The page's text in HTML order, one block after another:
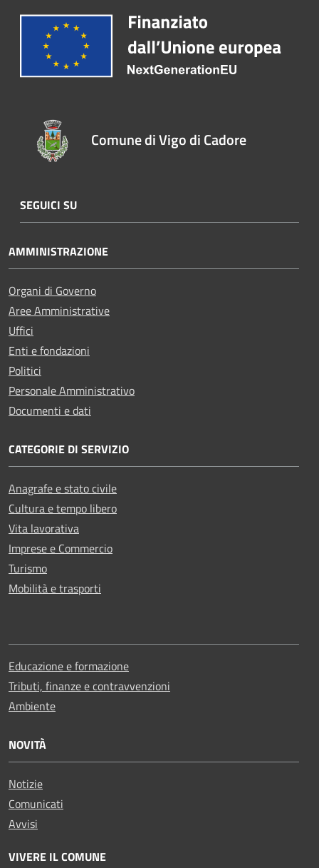
Comune di Vigo di Cadore
SEGUICI SU
AMMINISTRAZIONE
Organi di Governo
Aree Amministrative
Uffici
Enti e fondazioni
Politici
Personale Amministrativo
Documenti e dati
CATEGORIE DI SERVIZIO
Anagrafe e stato civile
Cultura e tempo libero
Vita lavorativa
Imprese e Commercio
Turismo
Mobilità e trasporti
Educazione e formazione
Tributi, finanze e contravvenzioni
Ambiente
NOVITÀ
Notizie
Comunicati
Avvisi
VIVERE IL COMUNE